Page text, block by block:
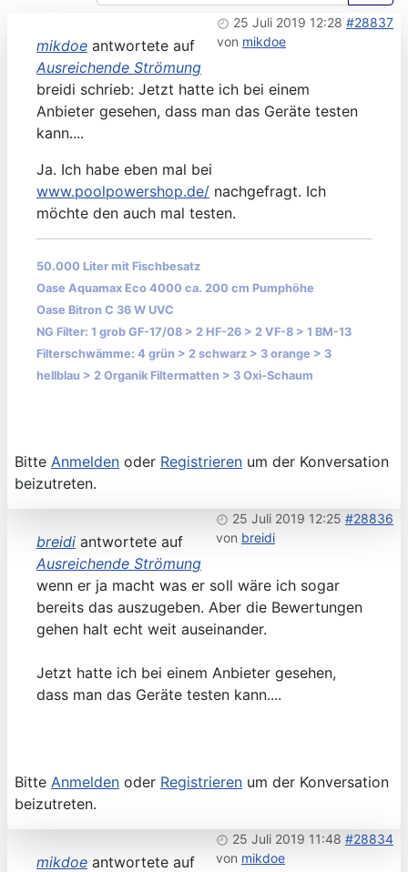
25 Juli 2019 12:28 #28837
von mikdoe
mikdoe antwortete auf
Ausreichende Strömung
breidi schrieb: Jetzt hatte ich bei einem
Anbieter gesehen, dass man das Geräte testen
kann....
Ja. Ich habe eben mal bei
www.poolpowershop.de/ nachgefragt. Ich
möchte den auch mal testen.
50.000 Liter mit Fischbesatz
Oase Aquamax Eco 4000 ca. 200 cm Pumphöhe
Oase Bitron C 36 W UVC
NG Filter: 1 grob GF-17/08 > 2 HF-26 > 2 VF-8 > 1 BM-13
Filterschwämme: 4 grün > 2 schwarz > 3 orange > 3
hellblau > 2 Organik Filtermatten > 3 Oxi-Schaum
Bitte Anmelden oder Registrieren um der Konversation
beizutreten.
25 Juli 2019 12:25 #28836
von breidi
breidi antwortete auf
Ausreichende Strömung
wenn er ja macht was er soll wäre ich sogar
bereits das auszugeben. Aber die Bewertungen
gehen halt echt weit auseinander.
Jetzt hatte ich bei einem Anbieter gesehen,
dass man das Geräte testen kann....
Bitte Anmelden oder Registrieren um der Konversation
beizutreten.
25 Juli 2019 11:48 #28834
von mikdoe
mikdoe antwortete auf